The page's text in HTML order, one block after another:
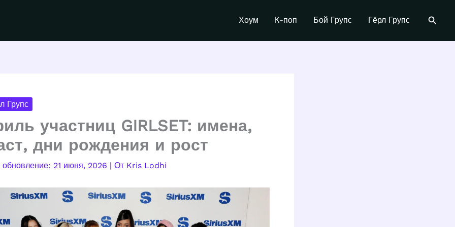
Хоум К-поп Бой Групс Гёрл Групс Поиск
Групс
участниц GIRLSET: имена,
дни рождения и рост
21 июня, 2026 | От Kris Lodhi